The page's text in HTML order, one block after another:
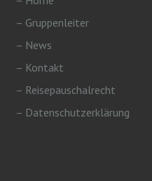
– Gruppenleiter
– News
– Kontakt
– Reisepauschalrecht
– Datenschutzerklärung